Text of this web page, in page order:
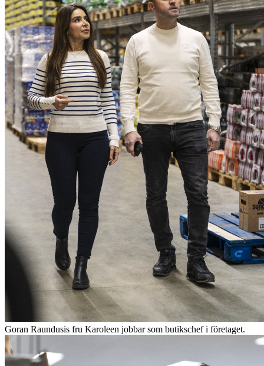
Goran Raundusis fru Karoleen jobbar som butikschef i företaget.